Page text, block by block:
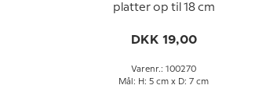
platter op til 18 cm
DKK 19,00
Varenr.: 100270
Mål: H: 5 cm x D: 7 cm